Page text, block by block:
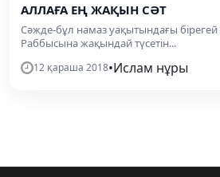
АЛЛАҒА ЕҢ ЖАҚЫН СӘТ
Сәжде-бұл намаз уақытындағы
Раббысына жақындай түсетін...
12 қараша 2018•Ислам нұры